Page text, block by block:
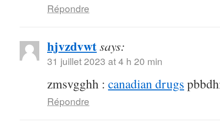
Répondre
hjvzdvwtsays:
31 juillet 2023 at 4 h 20 min
zmsvgghh : canadian drugs
Répondre